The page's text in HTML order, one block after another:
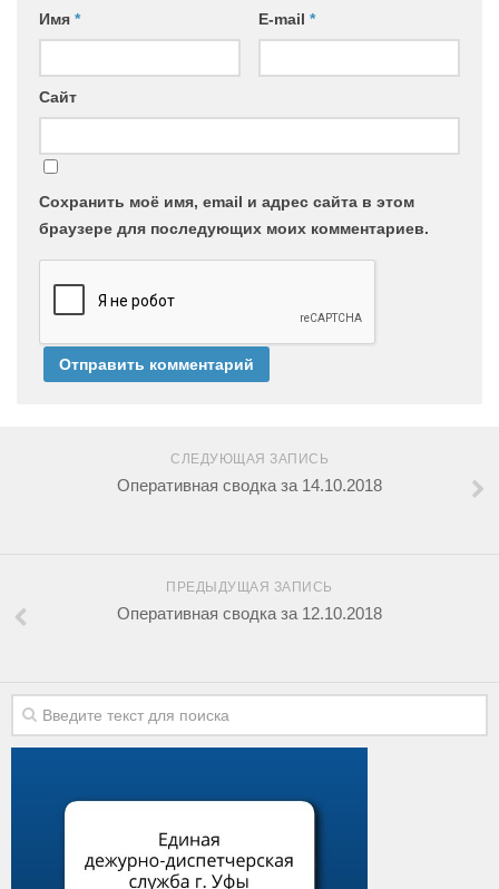
Имя * E-mail *
Сайт
Сохранить моё имя, email и адрес сайта в этом
браузере для последующих моих комментариев.
СЛЕДУЮЩАЯ ЗАПИСЬ
Оперативная сводка за 14.10.2018
ПРЕДЫДУЩАЯ ЗАПИСЬ
Оперативная сводка за 12.10.2018